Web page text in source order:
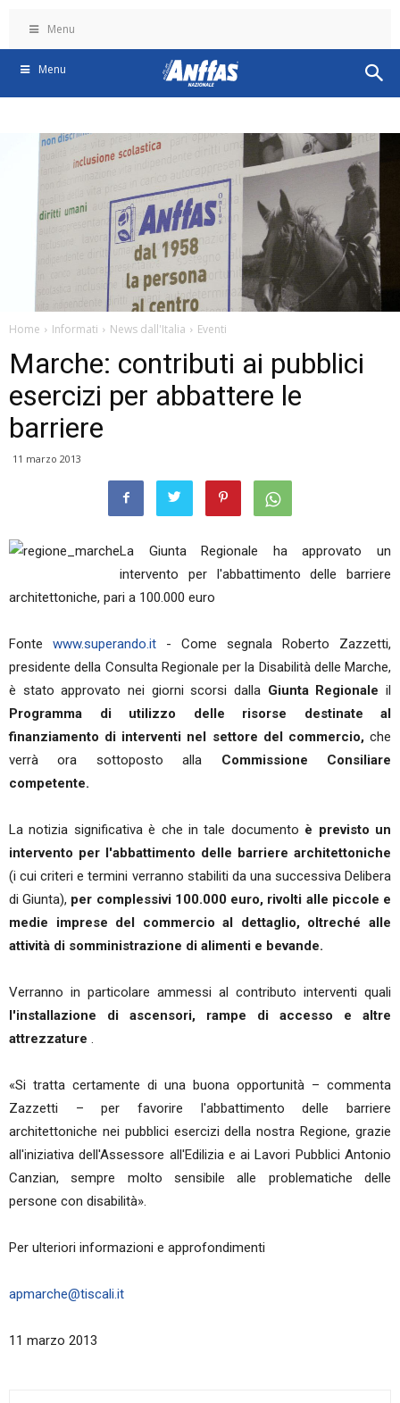
Menu
Menu
Home Informati News dall'Italia Eventi
Marche: contributi ai pubblici
esercizi per abbattere le
barriere
11 marzo 2013
La Giunta Regionale ha approvato un
intervento per l'abbattimento delle barriere
architettoniche, pari a 100.000 euro
Fonte www.superando.it - Come segnala Roberto Zazzetti,
presidente della Consulta Regionale per la Disabilità delle Marche,
è stato approvato nei giorni scorsi dalla Giunta Regionale il
Programma di utilizzo delle risorse destinate al
finanziamento di interventi nel settore del commercio,che
verrà ora sottoposto alla Commissione Consiliare
competente.
La notizia significativa è che in tale documento è previsto un
intervento per l'abbattimento delle barriere architettoniche
(i cui criteri e termini verranno stabiliti da una successiva Delibera
di Giunta), per complessivi 100.000 euro, rivolti alle piccole e
medie imprese del commercio al dettaglio, oltreché alle
attività di somministrazione di alimenti e bevande.
Verranno in particolare ammessi al contributo interventi quali
l'installazione di ascensori, rampe di accesso e altre
attrezzature .
«Si tratta certamente di una buona opportunità – commenta
Zazzetti – per favorire l'abbattimento delle barriere
architettoniche nei pubblici esercizi della nostra Regione, grazie
all'iniziativa dell'Assessore all'Edilizia e ai Lavori Pubblici Antonio
Canzian, sempre molto sensibile alle problematiche delle
persone con disabilità».
Per ulteriori informazioni e approfondimenti
apmarche@tiscali.it
11 marzo 2013